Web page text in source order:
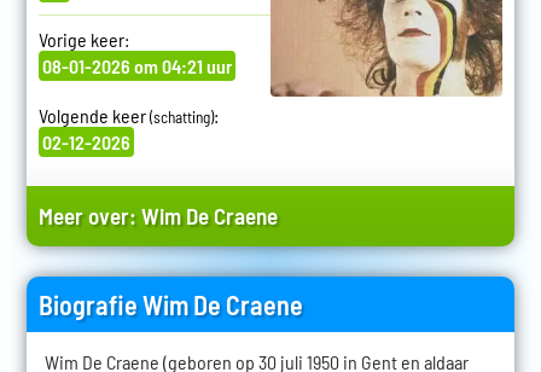
Vorige keer:
08-01-2026 om 04:21 uur
Volgende keer(schatting):
02-12-2026
Meer over:Wim De Craene
Biografie Wim De Craene
Wim De Craene (geboren op 30 juli 1950 in Gent en aldaar